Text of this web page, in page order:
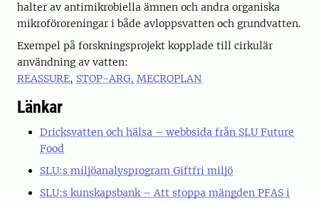
halter av antimikrobiella ämnen och andra organiska
mikroföroreningar i både avloppsvatten och grundvatten.
Exempel på forskningsprojekt kopplade till cirkulär
användning av vatten:
REASSURE, STOP-ARG, MECROPLAN
Länkar
Dricksvatten och hälsa – webbsida från SLU Future
Food
SLU:s miljöanalysprogram Giftfri miljö
SLU:s kunskapsbank – Att stoppa mängden PFAS i